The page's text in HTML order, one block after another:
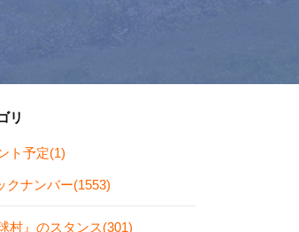
リ
ト予定(1)
クナンバー(1553)
村』のスタンス(301)